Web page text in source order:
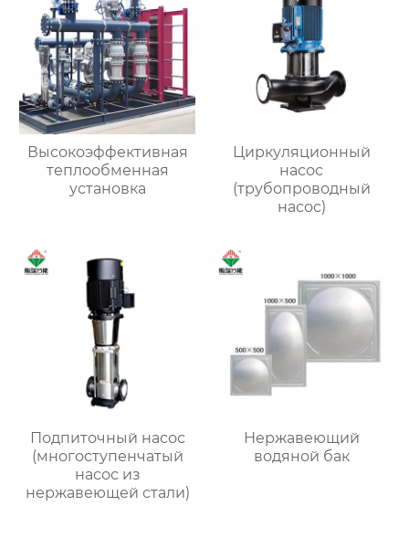
Высокоэффективная
теплообменная
установка
Циркуляционный
насос
(трубопроводный
насос)
Подпиточный насос
(многоступенчатый
насос из
нержавеющей стали)
Нержавеющий
водяной бак